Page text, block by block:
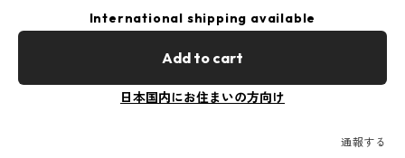
International shipping available
Add to cart
日本国内にお住まいの方向け
通報する